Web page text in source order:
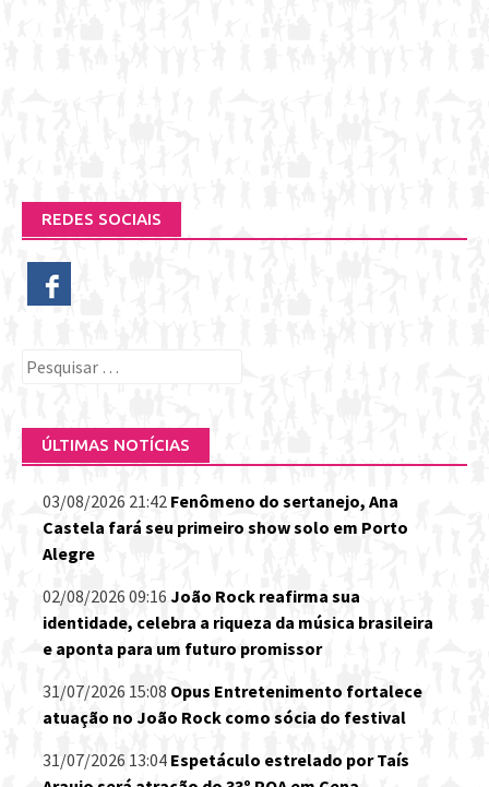
REDES SOCIAIS
Pesquisar
ÚLTIMAS NOTÍCIAS
03/08/2026 21:42 Fenômeno do sertanejo, Ana
Castela fará seu primeiro show solo em Porto
Alegre
02/08/2026 09:16 João Rock reafirma sua
identidade, celebra a riqueza da música brasileira
e aponta para um futuro promissor
31/07/2026 15:08 Opus Entretenimento fortalece
atuação no João Rock como sócia do festival
31/07/2026 13:04 Espetáculo estrelado por Taís